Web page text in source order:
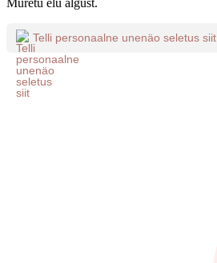
Telli personaalne unenäo seletus siit